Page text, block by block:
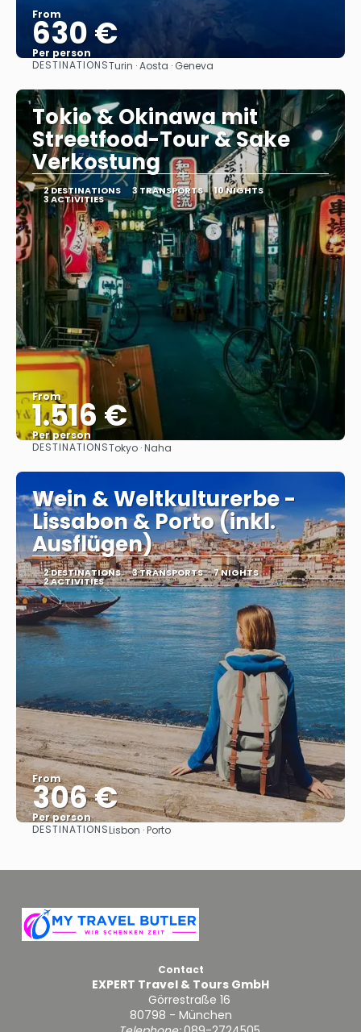
From
630 €
Per person
See
DESTINATIONSTurin · Aosta · Geneva
Tokio & Okinawa mit
Streetfood-Tour & Sake
Verkostung
2 DESTINATIONS 3 TRANSPORTS 10 NIGHTS
3 ACTIVITIES
From
1.516 €
Per person
See
DESTINATIONSTokyo · Naha
Wein & Weltkulturerbe -
Lissabon & Porto (inkl.
Ausflügen)
2 DESTINATIONS 3 TRANSPORTS 7 NIGHTS
2 ACTIVITIES
From
306 €
Per person
See
DESTINATIONSLisbon · Porto
Contact
EXPERT Travel & Tours GmbH
Görrestraße 16
80798 - München